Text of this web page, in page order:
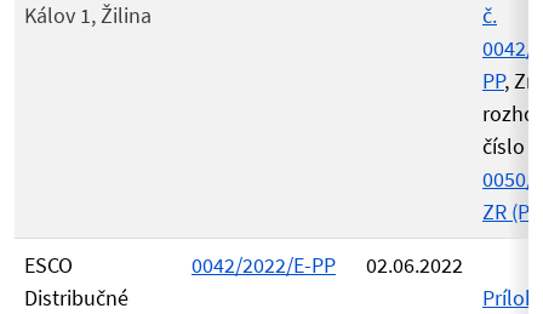
Kálov 1, Žilina
č.
0042/
PP,
číslo
0050/
ZR
ESCO
Distribučné
0042/2022/E-PP
02.06.2022